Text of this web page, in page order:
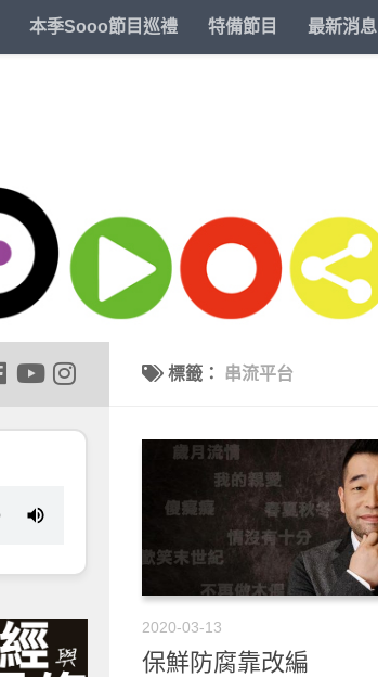
本季Sooo節目巡禮 特備節目 最新消息
標籤： 串流平台
2020-03-13
保鮮防腐靠改編